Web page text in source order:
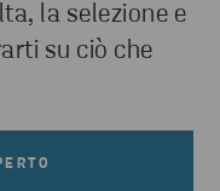
la selezione e
su ciò che